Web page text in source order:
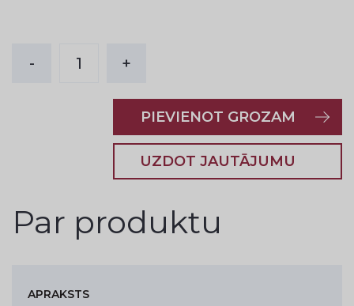
- 1 +
PIEVIENOT GROZAM
UZDOT JAUTĀJUMU
Par produktu
APRAKSTS